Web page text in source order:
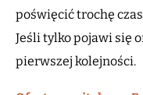
poświęcić trochę
Jeśli tylko pojawi się
pierwszej kolejności.